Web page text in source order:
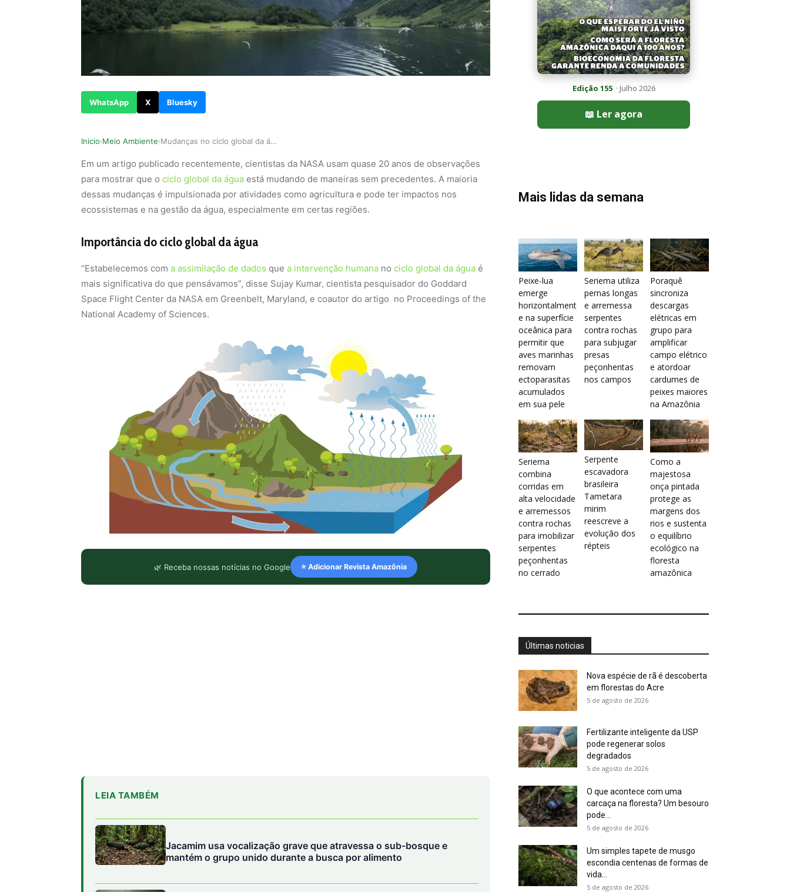
WhatsApp X Bluesky
Inicio›Meio Ambiente› Mudanças no ciclo global da água
Em um artigo publicado recentemente, cientistas da NASA usam quase 20 anos de observações
para mostrar que o ciclo global da água está mudando de maneiras sem precedentes. A maioria
dessas mudanças é impulsionada por atividades como agricultura e pode ter impactos nos
ecossistemas e na gestão da água, especialmente em certas regiões.
Importância do ciclo global da água
“Estabelecemos com a assimilação de dados que a intervenção humana no ciclo global da água é
mais significativa do que pensávamos”, disse Sujay Kumar, cientista pesquisador do Goddard
Space Flight Center da NASA em Greenbelt, Maryland, e coautor do artigo no Proceedings of the
National Academy of Sciences.
🌿 Receba nossas notícias no Google ⭐ Adicionar Revista Amazônia
LEIA TAMBÉM
Jacamim usa vocalização grave que atravessa o sub-bosque e
mantém o grupo unido durante a busca por alimento
Edição 155· Julho 2026
📖 Ler agora
Mais lidas da semana
Peixe-lua
emerge
horizontalment
e na superfície
oceânica para
permitir que
aves marinhas
removam
ectoparasitas
acumulados
em sua pele
Seriema utiliza
pernas longas
e arremessa
serpentes
contra rochas
para subjugar
presas
peçonhentas
nos campos
Poraquê
sincroniza
descargas
elétricas em
grupo para
amplificar
campo elétrico
e atordoar
cardumes de
peixes maiores
na Amazônia
Seriema
combina
corridas em
alta velocidade
e arremessos
contra rochas
para imobilizar
serpentes
peçonhentas
no cerrado
Serpente
escavadora
brasileira
Tametara
mirim
reescreve a
evolução dos
répteis
Como a
majestosa
onça pintada
protege as
margens dos
rios e sustenta
o equilíbrio
ecológico na
floresta
amazônica
Últimas noticias
Nova espécie de rã é descoberta
em florestas do Acre
5 de agosto de 2026
Fertilizante inteligente da USP
pode regenerar solos
degradados
5 de agosto de 2026
O que acontece com uma
carcaça na floresta? Um besouro
pode...
5 de agosto de 2026
Um simples tapete de musgo
escondia centenas de formas de
vida...
5 de agosto de 2026